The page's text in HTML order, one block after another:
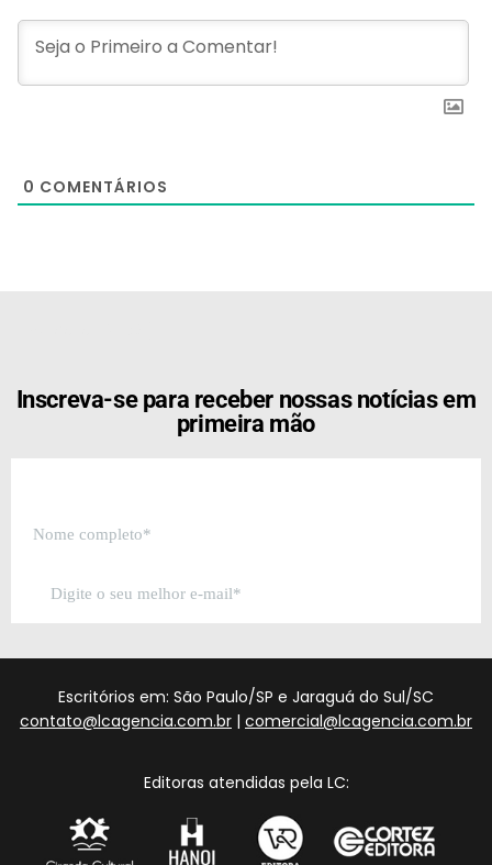
0 COMENTÁRIOS
Inscreva-se para receber nossas notícias em
primeira mão
Escritórios em: São Paulo/SP e Jaraguá do Sul/SC
contato@lcagencia.com.br | comercial@lcagencia.com.br
Editoras atendidas pela LC: